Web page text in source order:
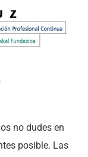
no dudes en
posible. Las